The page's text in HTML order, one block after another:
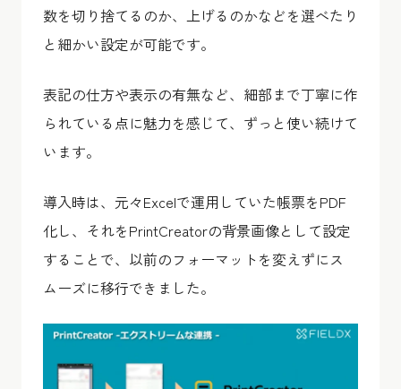
数を切り捨てるのか、上げるのかなどを選べたり
と細かい設定が可能です。
表記の仕方や表示の有無など、細部まで丁寧に作
られている点に魅力を感じて、ずっと使い続けて
います。
導入時は、元々Excelで運用していた帳票をPDF
化し、それをPrintCreatorの背景画像として設定
することで、以前のフォーマットを変えずにス
ムーズに移行できました。